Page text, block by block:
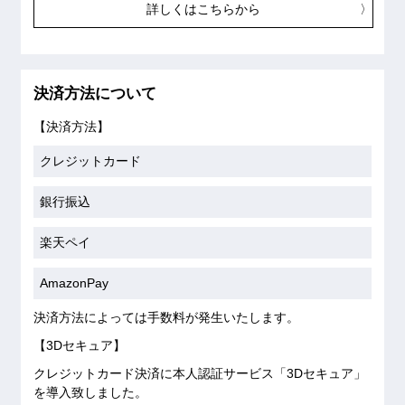
詳しくはこちらから
決済方法について
【決済方法】
クレジットカード
銀行振込
楽天ペイ
AmazonPay
決済方法によっては手数料が発生いたします。
【3Dセキュア】
クレジットカード決済に本人認証サービス「3Dセキュア」
を導入致しました。